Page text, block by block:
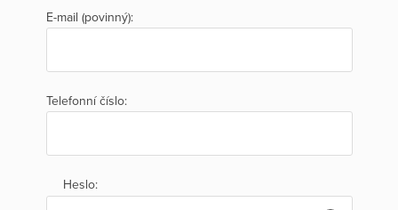
E-mail (povinný):
Telefonní číslo:
Heslo: